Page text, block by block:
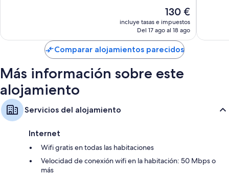
El
precio
actual
de
130 €
130 €
incluye tasas e impuestos
Del 17 ago al 18 ago
Comparar alojamientos parecidos
Más información sobre este
alojamiento
Servicios del alojamiento
Internet
Wifi gratis en todas las habitaciones
Velocidad de conexión wifi en la habitación: 50 Mbps o
más